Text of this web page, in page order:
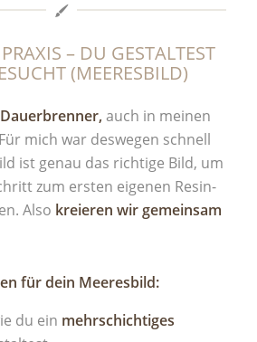
– DU GESTALTEST
(MEERESBILD)
auch in meinen
mich war deswegen schnell
ist genau das richtige Bild, um
zum ersten eigenen Resin-
Also kreieren wir gemeinsam
für dein Meeresbild:
du ein mehrschichtiges